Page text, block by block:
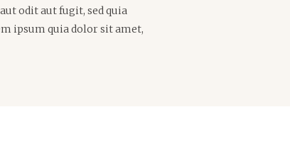
odit aut fugit, sed quia
ipsum quia dolor sit amet,